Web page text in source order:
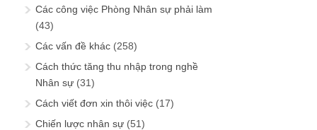
Các công việc Phòng Nhân sự phải làm
(43)
Các vấn đề khác (258)
Cách thức tăng thu nhập trong nghề
Nhân sự (31)
Cách viết đơn xin thôi việc (17)
Chiến lược nhân sự (51)